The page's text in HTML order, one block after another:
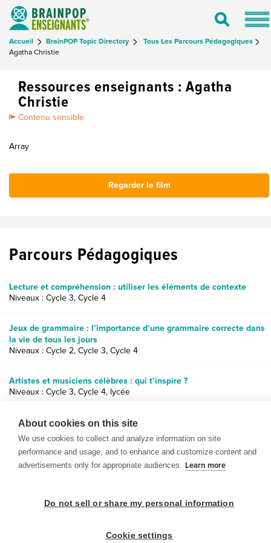
Toggle
Accueil BrainPOP Topic Directory
Tous Les Parcours Pédagogiques
Agatha Christie
Ressources enseignants : Agatha
Christie
Contenu sensible
Array
Regarder le film
Parcours Pédagogiques
Lecture et compréhension : utiliser les éléments de contexte
Niveaux : Cycle 3, Cycle 4
Jeux de grammaire : l’importance d’une grammaire correcte dans
la vie de tous les jours
Niveaux : Cycle 2, Cycle 3, Cycle 4
Artistes et musiciens célèbres : qui t’inspire ?
Niveaux : Cycle 3, Cycle 4, lycée
Personnages historiques célèbres : qui suis-je ?
Niveaux : Cycle 3, Cycle 4, lycée
About cookies on this site
We use cookies to collect and analyze information on site
performance and usage, and to enhance and customize content and
advertisements only for appropriate audiences. Learn more
Do not sell or share my personal information
Cookie settings